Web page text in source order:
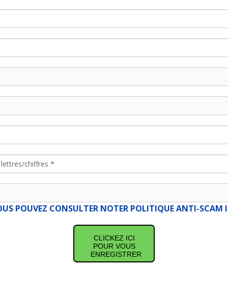
POUVEZ CONSULTER NOTER POLITIQUE ANTI-SCAM
CLICKEZ ICI
POUR VOUS
ENREGISTRER